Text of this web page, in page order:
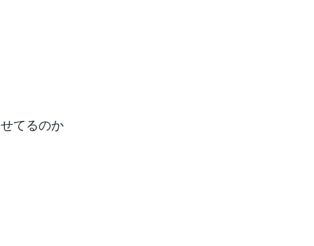
てるのか